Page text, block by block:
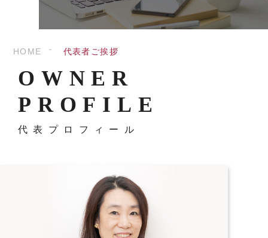
HOME 代表者ご挨拶
OWNER
PROFILE
代表プロフィール